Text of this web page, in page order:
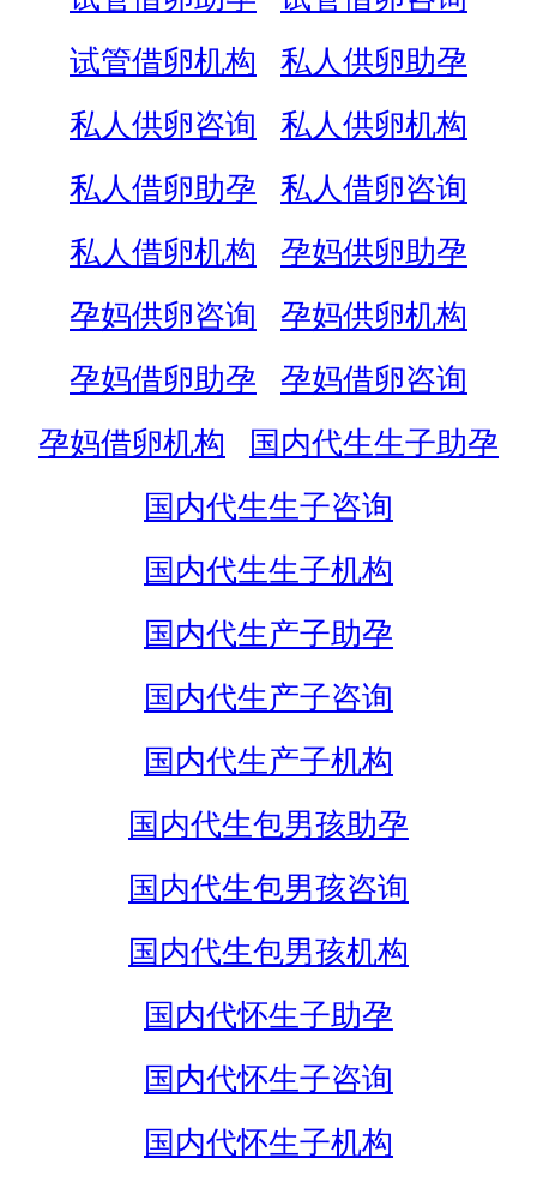
试管借卵机构
私人供卵助孕
私人供卵咨询
私人供卵机构
私人借卵助孕
私人借卵咨询
私人借卵机构
孕妈供卵助孕
孕妈供卵咨询
孕妈供卵机构
孕妈借卵助孕
孕妈借卵咨询
孕妈借卵机构
国内代生生子助孕
国内代生生子咨询
国内代生生子机构
国内代生产子助孕
国内代生产子咨询
国内代生产子机构
国内代生包男孩助孕
国内代生包男孩咨询
国内代生包男孩机构
国内代怀生子助孕
国内代怀生子咨询
国内代怀生子机构